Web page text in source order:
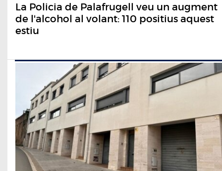
La Policia de Palafrugell veu un augment
de l'alcohol al volant: 110 positius aquest
estiu